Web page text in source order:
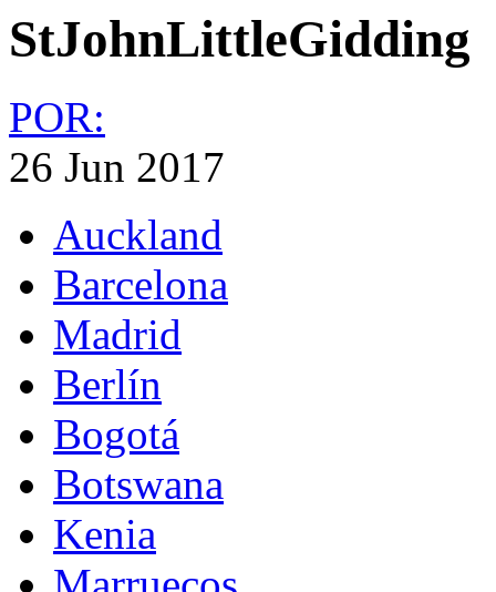
StJohnLittleGidding
POR:
26 Jun 2017
Auckland
Barcelona
Madrid
Berlín
Bogotá
Botswana
Kenia